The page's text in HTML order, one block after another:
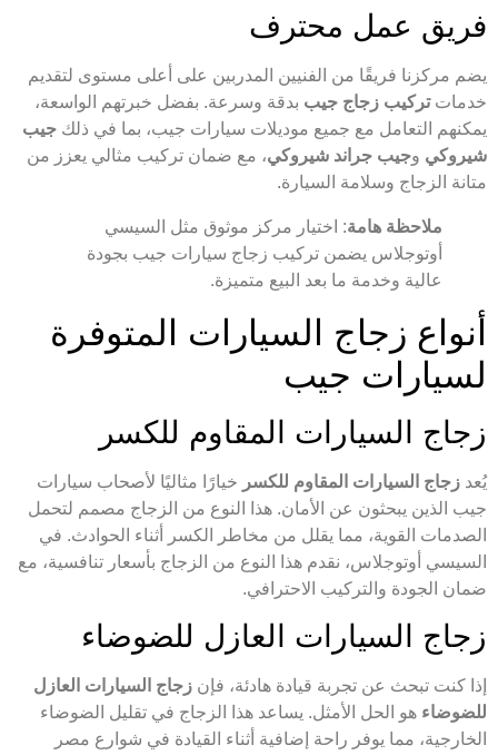
فريق عمل محترف
يضم مركزنا فريقًا من الفنيين المدربين على أعلى مستوى لتقديم
خدماتتركيب زجاج جيب بدقة وسرعة. بفضل خبرتهم الواسعة،
يمكنهم التعامل مع جميع موديلات سيارات جيب، بما في ذلك جيب
شيروكي وجيب جراند شيروكي، مع ضمان تركيب مثالي يعزز من
متانة الزجاج وسلامة السيارة.
ملاحظة هامة: اختيار مركز موثوق مثل السيسي
أوتوجلاس يضمن تركيب زجاج سيارات جيب بجودة
عالية وخدمة ما بعد البيع متميزة.
أنواع زجاج السيارات المتوفرة
لسيارات جيب
زجاج السيارات المقاوم للكسر
يُعد زجاج السيارات المقاوم للكسر خيارًا مثاليًا لأصحاب سيارات
جيب الذين يبحثون عن الأمان. هذا النوع من الزجاج مصمم لتحمل
الصدمات القوية، مما يقلل من مخاطر الكسر أثناء الحوادث. في
السيسي أوتوجلاس، نقدم هذا النوع من الزجاج بأسعار تنافسية، مع
ضمان الجودة والتركيب الاحترافي.
زجاج السيارات العازل للضوضاء
إذا كنت تبحث عن تجربة قيادة هادئة، فإن زجاج السيارات العازل
للضوضاء هو الحل الأمثل. يساعد هذا الزجاج في تقليل الضوضاء
الخارجية، مما يوفر راحة إضافية أثناء القيادة في شوارع مصر